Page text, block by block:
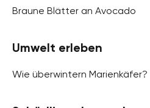
Braune Blätter an Avocado
Umwelt erleben
Wie überwintern Marienkäfer?